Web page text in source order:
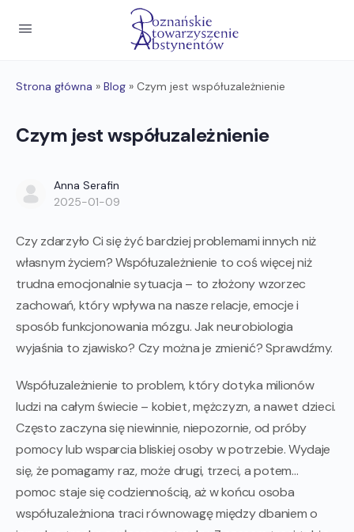
Strona główna » Blog » Czym jest współuzależnienie
Czym jest współuzależnienie
Anna Serafin
2025-01-09
Czy zdarzyło Ci się żyć bardziej problemami innych niż
własnym życiem? Współuzależnienie to coś więcej niż
trudna emocjonalnie sytuacja – to złożony wzorzec
zachowań, który wpływa na nasze relacje, emocje i
sposób funkcjonowania mózgu. Jak neurobiologia
wyjaśnia to zjawisko? Czy można je zmienić? Sprawdźmy.
Współuzależnienie to problem, który dotyka milionów
ludzi na całym świecie – kobiet, mężczyzn, a nawet dzieci.
Często zaczyna się niewinnie, niepozornie, od próby
pomocy lub wsparcia bliskiej osoby w potrzebie. Wydaje
się, że pomagamy raz, może drugi, trzeci, a potem…
pomoc staje się codziennością, aż w końcu osoba
współuzależniona traci równowagę między dbaniem o